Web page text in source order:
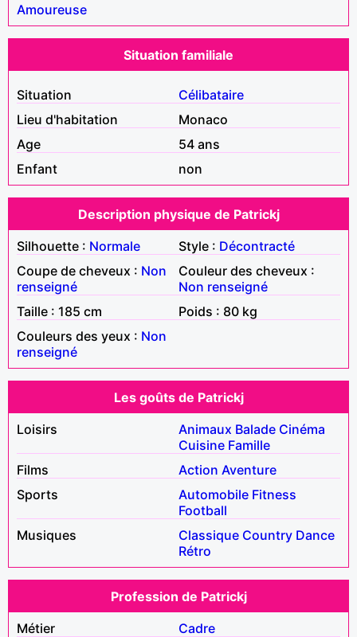
Amoureuse
Situation familiale
Situation
Célibataire
Lieu d'habitation
Monaco
Age
54 ans
Enfant
non
Description physique de Patrickj
Silhouette : Normale Style : Décontracté
Coupe de cheveux : Non
renseigné
Couleur des cheveux :
Non renseigné
Taille : 185 cm
Poids : 80 kg
Couleurs des yeux : Non
renseigné
Les goûts de Patrickj
Loisirs
Animaux Balade Cinéma
Cuisine Famille
Films
Action Aventure
Sports
Automobile Fitness
Football
Musiques
Classique Country Dance
Rétro
Profession de Patrickj
Métier
Cadre